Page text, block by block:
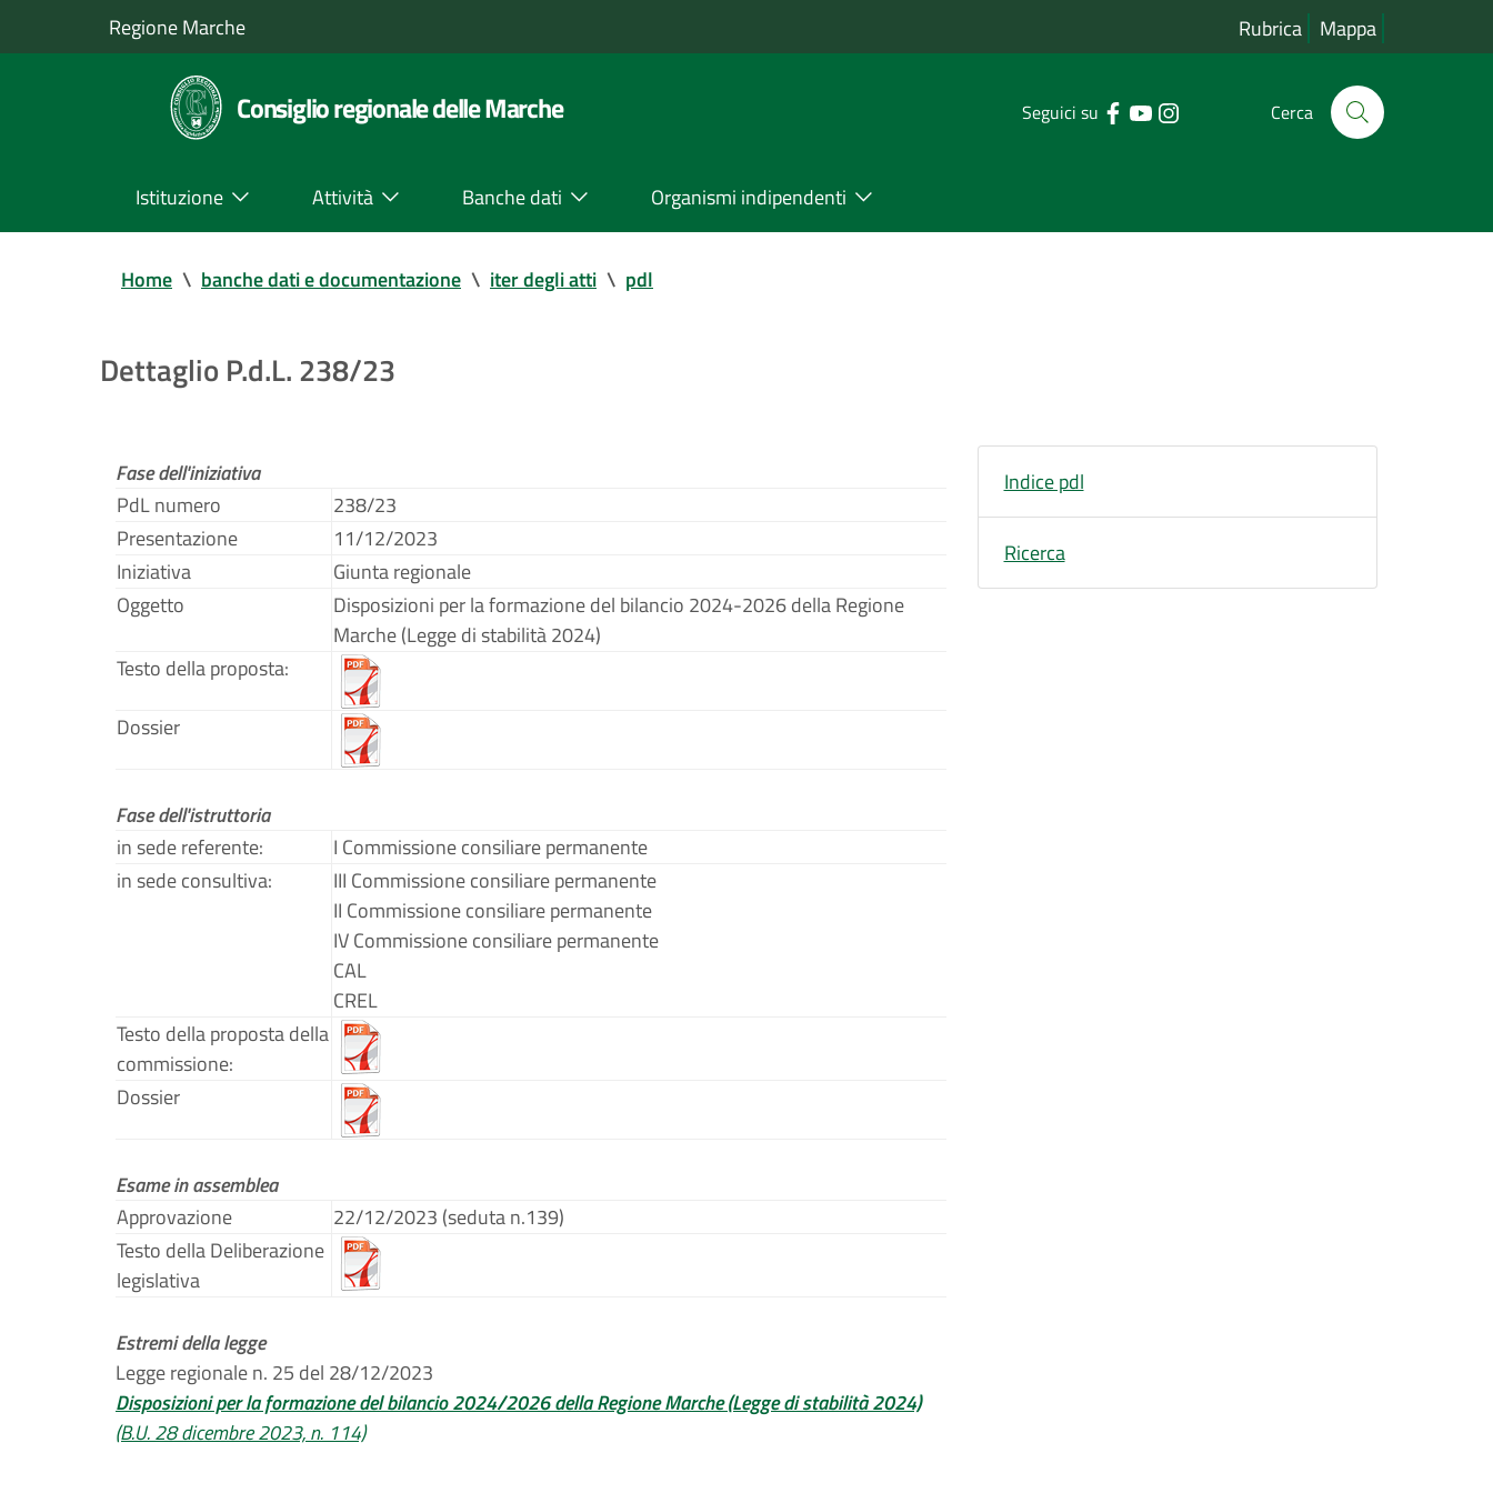
Regione Marche Rubrica Mappa
Consiglio regionale delle Marche Seguici su Cerca
Istituzione Attività Banche dati Organismi indipendenti
Home \ banche dati e documentazione \ iter degli atti \ pdl
Dettaglio P.d.L. 238/23
Fase dell'iniziativa
PdL numero
238/23
Presentazione
11/12/2023
Iniziativa
Giunta regionale
Oggetto
Disposizioni per la formazione del bilancio 2024-2026 della Regione
Marche (Legge di stabilità 2024)
Testo della proposta:
Dossier
Fase dell'istruttoria
in sede referente:
I Commissione consiliare permanente
in sede consultiva:
III Commissione consiliare permanente
II Commissione consiliare permanente
IV Commissione consiliare permanente
CAL
CREL
Testo della proposta della
commissione:
Dossier
Esame in assemblea
Approvazione
22/12/2023 (seduta n.139)
Testo della Deliberazione
legislativa
Estremi della legge
Legge regionale n. 25 del 28/12/2023
Disposizioni per la formazione del bilancio 2024/2026 della Regione Marche (Legge di stabilità 2024)
(B.U. 28 dicembre 2023, n. 114)
Indice pdl
Ricerca